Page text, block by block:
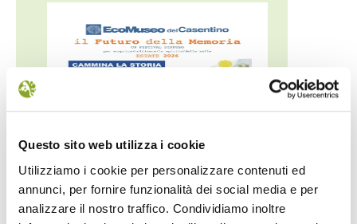
Questo sito web utilizza i cookie
Utilizziamo i cookie per personalizzare contenuti ed
annunci, per fornire funzionalità dei social media e per
analizzare il nostro traffico. Condividiamo inoltre
IL FUTURO DELLA